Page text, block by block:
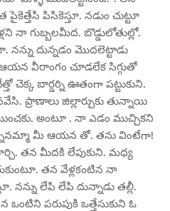
పిసికెస్తూ. నడుం చుట్టూ
నా గుబ్బలమీద. బొడ్డులోతుల్లో.
దున్నడం మొదలెట్టాడు
ఆయన వీరాంగం చూడలేక సిగ్గుతో
చెక్క బార్డర్ని ఊతంగా పట్టుకుని.
ప్రాణాలు జిల్లార్చుకు తున్నాయి
అంటూ . నా ఎడం ముచ్చికని
మీ ఆయన తో. తను వింటేగా!
తన మీదకి లేపుకుని. మధ్య
తన వేళ్లకంటిన నా
నన్ను లేపి లేపి దున్నాడు తల్లీ.
ఒంటిని పరుపుకి ఒత్తేసుకుని ఓ